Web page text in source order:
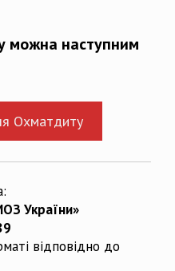
можна наступним
Охматдиту
України»
відповідно до